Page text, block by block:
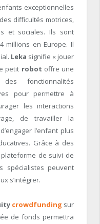
exceptionnelles
difficultés motrices,
et sociales. Ils sont
millions en Europe. Il
Leka signifie « jouer
petit robot offre une
des fonctionnalités
pour permettre à
les interactions
de travailler la
l’enfant plus
Grâce à des
de suivi de
spécialistes peuvent
s’intégrer.
crowdfunding sur
de fonds permettra